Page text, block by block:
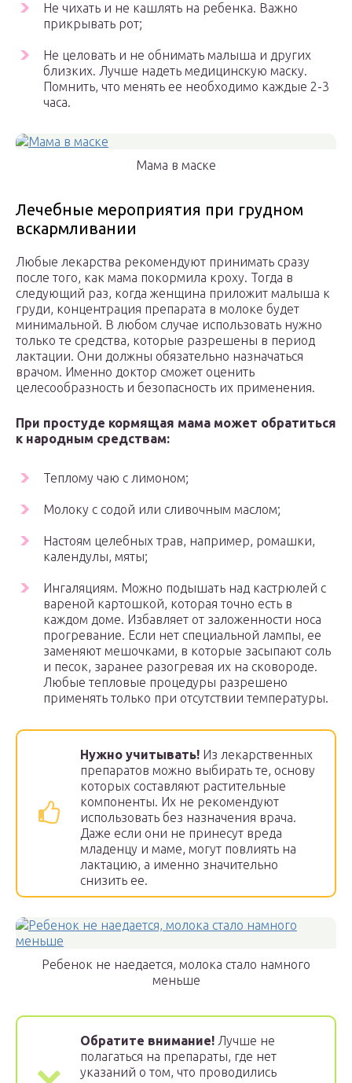
Не чихать и не кашлять на ребенка. Важно
прикрывать рот;
Не целовать и не обнимать малыша и других
близких. Лучше надеть медицинскую маску.
Помнить, что менять ее необходимо каждые 2-3
часа.
Мама в маске
Лечебные мероприятия при грудном
вскармливании
Любые лекарства рекомендуют принимать сразу
после того, как мама покормила кроху. Тогда в
следующий раз, когда женщина приложит малыша к
груди, концентрация препарата в молоке будет
минимальной. В любом случае использовать нужно
только те средства, которые разрешены в период
лактации. Они должны обязательно назначаться
врачом. Именно доктор сможет оценить
целесообразность и безопасность их применения.
При простуде кормящая мама может обратиться
к народным средствам:
Теплому чаю с лимоном;
Молоку с содой или сливочным маслом;
Настоям целебных трав, например, ромашки,
календулы, мяты;
Ингаляциям. Можно подышать над кастрюлей с
вареной картошкой, которая точно есть в
каждом доме. Избавляет от заложенности носа
прогревание. Если нет специальной лампы, ее
заменяют мешочками, в которые засыпают соль
и песок, заранее разогревая их на сковороде.
Любые тепловые процедуры разрешено
применять только при отсутствии температуры.
Нужно учитывать! Из лекарственных
препаратов можно выбирать те, основу
которых составляют растительные
компоненты. Их не рекомендуют
использовать без назначения врача.
Даже если они не принесут вреда
младенцу и маме, могут повлиять на
лактацию, а именно значительно
снизить ее.
Ребенок не наедается, молока стало намного
меньше
Обратите внимание! Лучше не
полагаться на препараты, где нет
указаний о том, что проводились